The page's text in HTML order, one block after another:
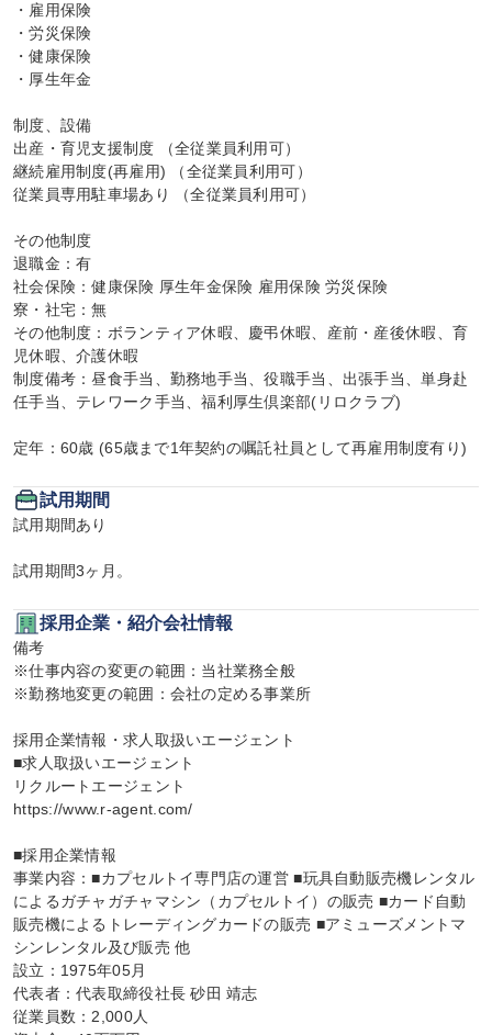
・雇用保険
・労災保険
・健康保険
・厚生年金
制度、設備
出産・育児支援制度 （全従業員利用可）
継続雇用制度(再雇用) （全従業員利用可）
従業員専用駐車場あり （全従業員利用可）
その他制度
退職金：有
社会保険：健康保険 厚生年金保険 雇用保険 労災保険
寮・社宅：無
その他制度：ボランティア休暇、慶弔休暇、産前・産後休暇、育
児休暇、介護休暇
制度備考：昼食手当、勤務地手当、役職手当、出張手当、単身赴
任手当、テレワーク手当、福利厚生倶楽部(リロクラブ)
定年：60歳 (65歳まで1年契約の嘱託社員として再雇用制度有り)
試用期間
試用期間あり
試用期間3ヶ月。
採用企業・紹介会社情報
備考
※仕事内容の変更の範囲：当社業務全般
※勤務地変更の範囲：会社の定める事業所
採用企業情報・求人取扱いエージェント
■求人取扱いエージェント
リクルートエージェント
https://www.r-agent.com/
■採用企業情報
事業内容：■カプセルトイ専門店の運営 ■玩具自動販売機レンタル
によるガチャガチャマシン（カプセルトイ）の販売 ■カード自動
販売機によるトレーディングカードの販売 ■アミューズメントマ
シンレンタル及び販売 他
設立：1975年05月
代表者：代表取締役社長 砂田 靖志
従業員数：2,000人